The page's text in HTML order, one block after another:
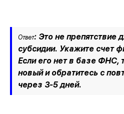
Ответ: Это не препятствие
субсидии. Укажите счет
Если его нет в базе ФНС,
новый и обратитесь с
через 3-5 дней.